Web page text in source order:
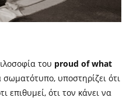
του proud of what
σωματότυπο, υποστηρίζει ότι
επιθυμεί, ότι τον κάνει να